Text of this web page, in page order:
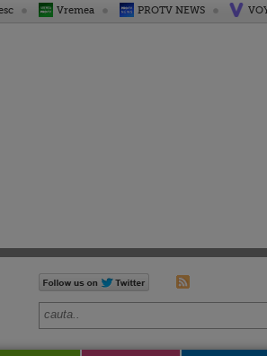
Vremea PROTV NEWS